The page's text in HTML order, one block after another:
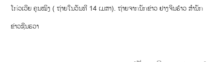
ໂກ່ວເວີຍ ຄຸນໝິງ ( ຖ່າຍໃນວັນທີ 14 ເມສາ). ຖ່າຍຈາກນັກຂ່າວ ຢາງຈິນຮ້າວ ສຳນັກ
ຂ່າວຊີນຮວາ